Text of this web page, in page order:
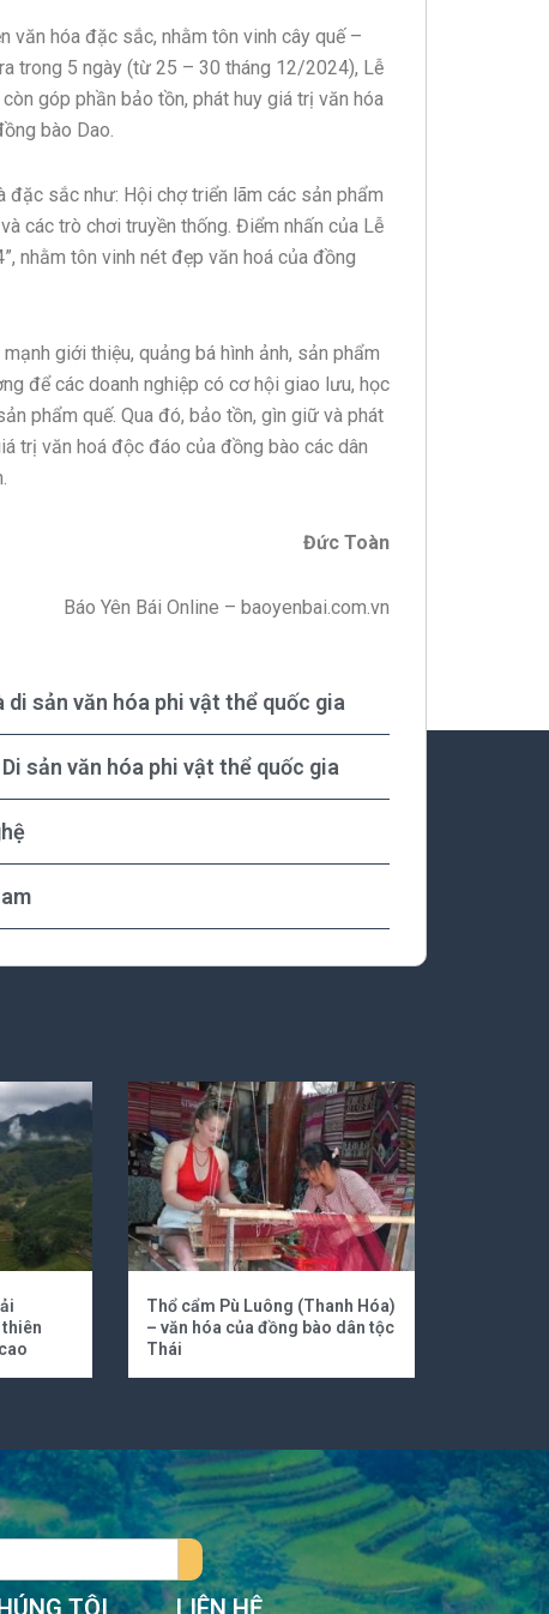
văn hóa đặc sắc, nhằm tôn vinh cây quế –
trong 5 ngày (từ 25 – 30 tháng 12/2024), Lễ
góp phần bảo tồn, phát huy giá trị văn hóa
bào Dao.
đặc sắc như: Hội chợ triển lãm các sản phẩm
các trò chơi truyền thống. Điểm nhấn của Lễ
nhằm tôn vinh nét đẹp văn hoá của đồng
giới thiệu, quảng bá hình ảnh, sản phẩm
để các doanh nghiệp có cơ hội giao lưu, học
phẩm quế. Qua đó, bảo tồn, gìn giữ và phát
trị văn hoá độc đáo của đồng bào các dân
Đức Toàn
Báo Yên Bái Online – baoyenbai.com.vn
di sản văn hóa phi vật thể quốc gia
sản văn hóa phi vật thể quốc gia
Thổ cẩm Pù Luông (Thanh Hóa)
– văn hóa của đồng bào dân tộc
Thái
TÔI LIÊN HỆ